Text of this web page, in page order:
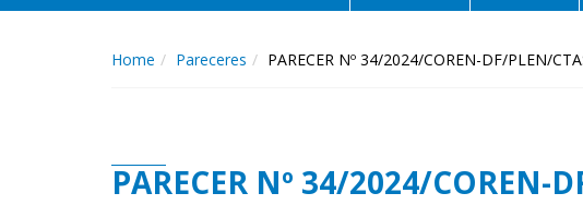
Home Pareceres PARECER Nº 34/2024/COREN-DF/PLEN/
PARECER Nº 34/2024/COREN-